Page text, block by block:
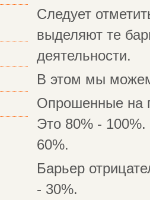
Следует
выделяют те
деятельности.
В этом мы
Опрошенные на
Это 80% -
60%.
Барьер
- 30%.